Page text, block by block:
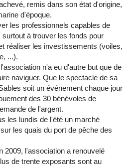
remis dans son état d'origine,
d'époque.
les professionnels capables de
à trouver les fonds pour
réaliser les investissements (voiles,
...).
n'a eu d'autre but que de
naviguer. Que le spectacle de sa
soit un événement chaque jour
des 30 bénévoles de
de l'argent.
les lundis de l'été un marché
les quais du port de pêche des
2009, l'association a renouvelé
de trente exposants sont au